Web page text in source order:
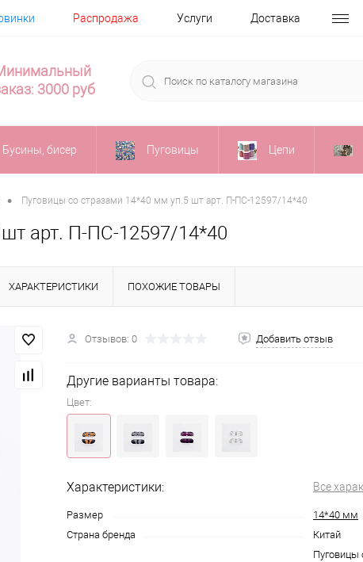
Распродажа Услуги Доставка
3000 руб
Бусины, бисер Пуговицы Цепи
• Пуговицы со стразами 14*40 мм уп.5 шт арт. П-ПС-12597/14*40
арт. П-ПС-12597/14*40
ХАРАКТЕРИСТИКИ ПОХОЖИЕ ТОВАРЫ
Отзывов: 0 Добавить отзыв
Другие варианты товара:
Цвет:
Характеристики: Все
Размер
14*40 мм
Страна бренда
Китай
Пуговицы